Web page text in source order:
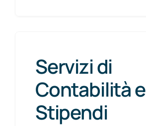
Servizi di
Contabilità e
Stipendi